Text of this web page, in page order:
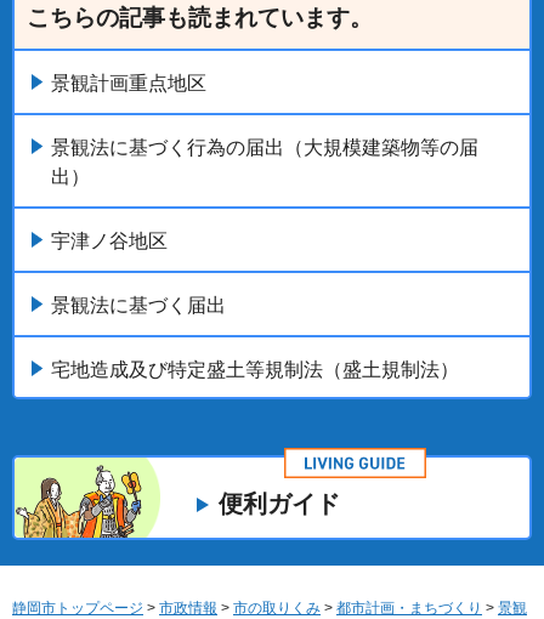
こちらの記事も読まれています。
景観計画重点地区
景観法に基づく行為の届出（大規模建築物等の届
出）
宇津ノ谷地区
景観法に基づく届出
宅地造成及び特定盛土等規制法（盛土規制法）
便利ガイド
静岡市トップページ > 市政情報 > 市の取りくみ > 都市計画・まちづくり > 景観